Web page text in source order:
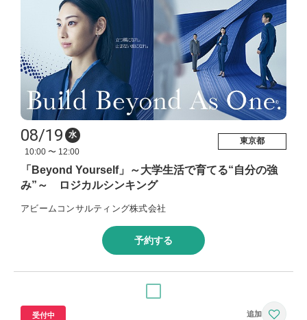
08/19
水
10:00 〜 12:00
東京都
「Beyond Yourself」～大学生活で育てる“自分の強
み”～ ロジカルシンキング
アビームコンサルティング株式会社
予約する
受付中